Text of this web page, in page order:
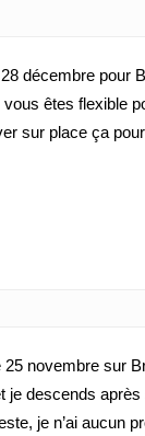
décembre pour
êtes flexible
sur place ça
25 novembre sur
je descends
je n’ai aucun